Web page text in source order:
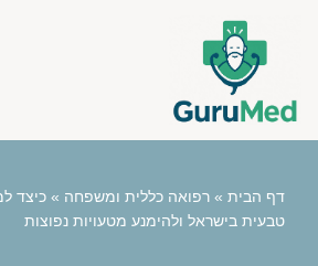
content
דף הבית » רפואה כללית ומשפחה » כיצד
טבעית בישראל ולהימנע מטעויות נפוצות